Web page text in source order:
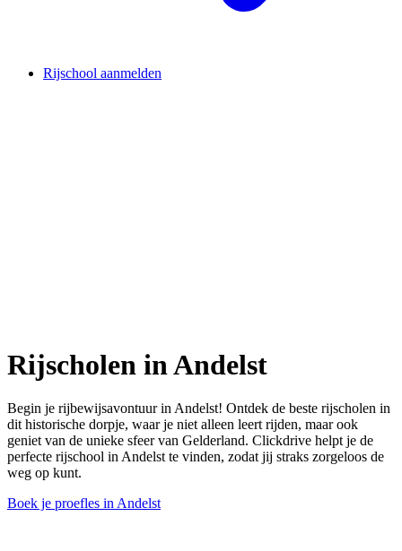
Rijschool aanmelden
Rijscholen in Andelst
Begin je rijbewijsavontuur in Andelst! Ontdek de beste rijscholen in
dit historische dorpje, waar je niet alleen leert rijden, maar ook
geniet van de unieke sfeer van Gelderland. Clickdrive helpt je de
perfecte rijschool in Andelst te vinden, zodat jij straks zorgeloos de
weg op kunt.
Boek je proefles in Andelst